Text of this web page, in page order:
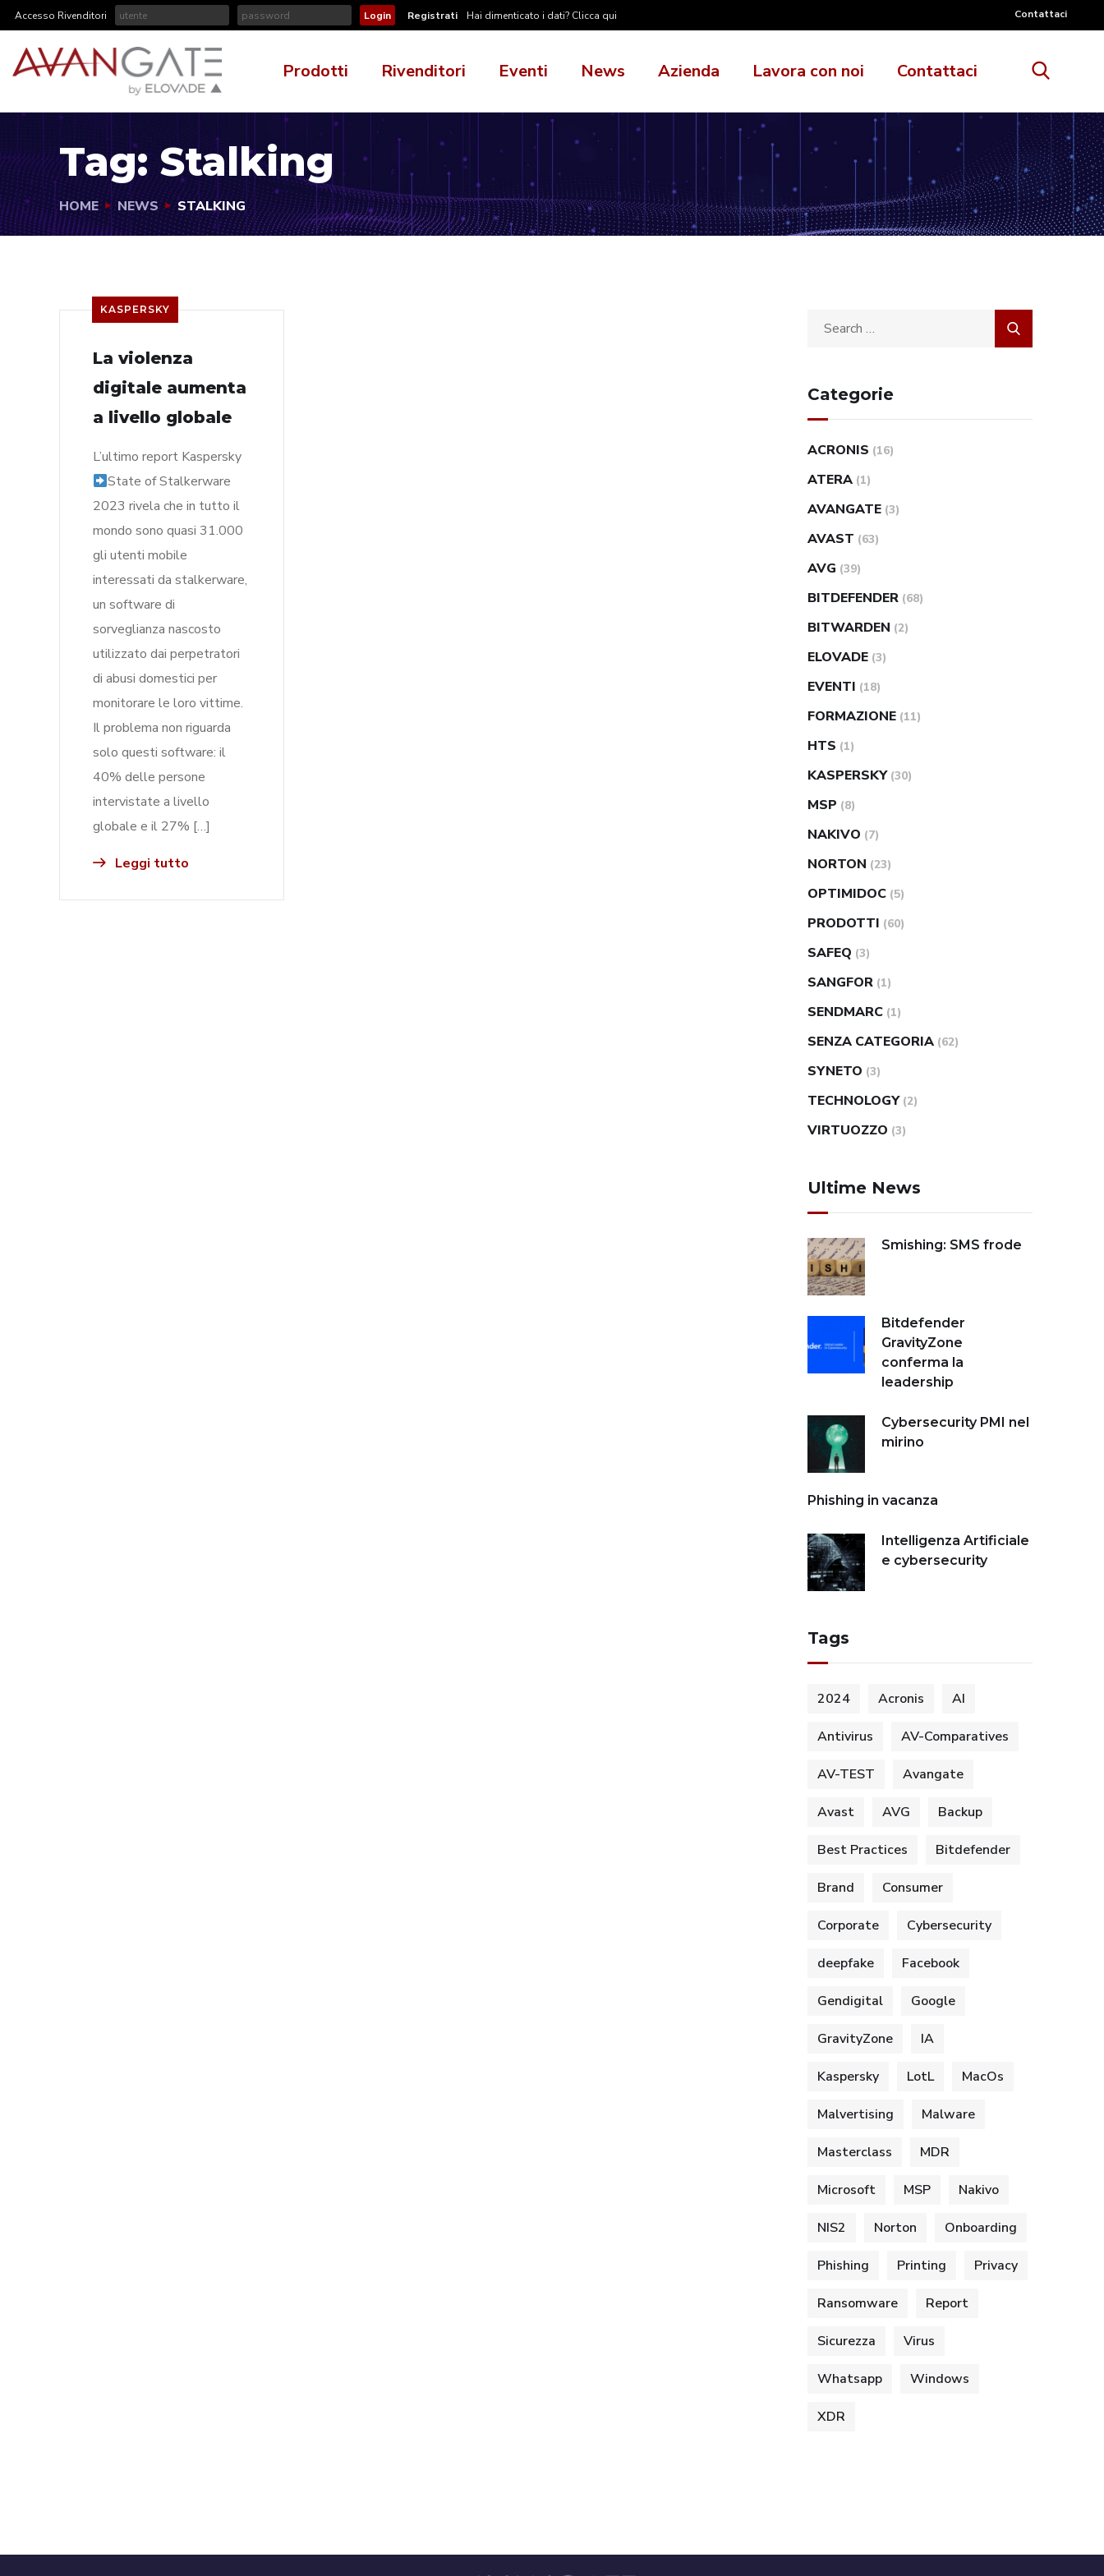
Accesso Rivenditori Registrati Hai dimenticato i dati? Clicca qui Contattaci
Prodotti Rivenditori Eventi News Azienda Lavora con noi Contattaci
Tag:Stalking
HOME NEWS STALKING
KASPERSKY
La violenza
digitale aumenta
a livello globale
L’ultimo report Kaspersky
State of Stalkerware
2023 rivela che in tutto il
mondo sono quasi 31.000
gli utenti mobile
interessati da stalkerware,
un software di
sorveglianza nascosto
utilizzato dai perpetratori
di abusi domestici per
monitorare le loro vittime.
Il problema non riguarda
solo questi software: il
40% delle persone
intervistate a livello
globale e il 27% […]
Leggi tutto
Categorie
ACRONIS (16)
ATERA (1)
AVANGATE (3)
AVAST (63)
AVG (39)
BITDEFENDER (68)
BITWARDEN (2)
ELOVADE (3)
EVENTI (18)
FORMAZIONE (11)
HTS (1)
KASPERSKY (30)
MSP (8)
NAKIVO (7)
NORTON (23)
OPTIMIDOC (5)
PRODOTTI (60)
SAFEQ (3)
SANGFOR (1)
SENDMARC (1)
SENZA CATEGORIA (62)
SYNETO (3)
TECHNOLOGY (2)
VIRTUOZZO (3)
Ultime News
Smishing: SMS frode
Bitdefender
GravityZone
conferma la
leadership
Cybersecurity PMI nel
mirino
Phishing in vacanza
Intelligenza Artificiale
e cybersecurity
Tags
2024 Acronis AI
Antivirus AV-Comparatives
AV-TEST Avangate
Avast AVG Backup
Best Practices Bitdefender
Brand Consumer
Corporate Cybersecurity
deepfake Facebook
Gendigital Google
GravityZone IA
Kaspersky LotL MacOs
Malvertising Malware
Masterclass MDR
Microsoft MSP Nakivo
NIS2 Norton Onboarding
Phishing Printing Privacy
Ransomware Report
Sicurezza Virus
Whatsapp Windows
XDR